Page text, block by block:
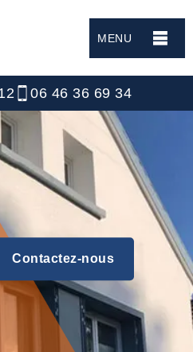
MENU
06 46 36 69 34
Contactez-nous